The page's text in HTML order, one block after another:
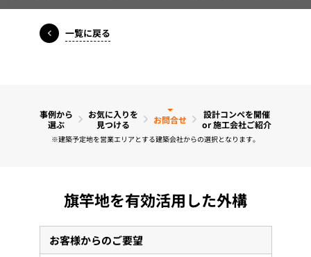
一覧に戻る
事例から
選ぶ
お気に入りを
見つける
お問合せ
設計コンペを開催
or 施工会社ご紹介
※建築予定地を営業エリアとする建築会社からの選択となります。
旗竿地を有効活用した外構
お客様からのご要望